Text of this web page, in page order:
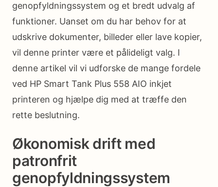
genopfyldningssystem og et bredt udvalg af
funktioner. Uanset om du har behov for at
udskrive dokumenter, billeder eller lave kopier,
vil denne printer være et pålideligt valg. I
denne artikel vil vi udforske de mange fordele
ved HP Smart Tank Plus 558 AIO inkjet
printeren og hjælpe dig med at træffe den
rette beslutning.
Økonomisk drift med
patronfrit
genopfyldningssystem